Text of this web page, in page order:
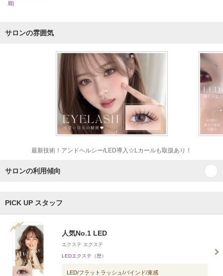
眉]
サロンの雰囲気
最新技術！アンドヘルシー/LED導入☆Lカールも取扱あり！
サロンの利用傾向
PICK UP スタッフ
人気No.1 LED
エクステ エクステ
LEDエクステ （歴）
LED/フラットラッシュ/バインド/束感